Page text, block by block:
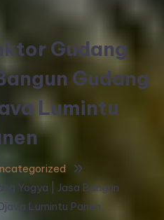
Gudang
Gudang
Lumintu
Yogya | Jasa Bangun
Lumintu Panen